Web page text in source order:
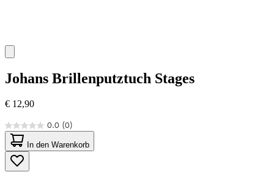
Johans Brillenputztuch Stages
€ 12,90
0.0 (0)
0.0
von
5
Sternen.
In den Warenkorb